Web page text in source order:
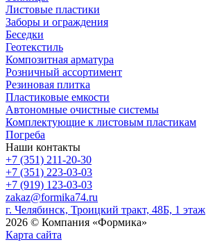
Листовые пластики
Заборы и ограждения
Беседки
Геотекстиль
Композитная арматура
Розничный ассортимент
Резиновая плитка
Пластиковые емкости
Автономные очистные системы
Комплектующие к листовым пластикам
Погреба
Наши контакты
+7 (351) 211-20-30
+7 (351) 223-03-03
+7 (919) 123-03-03
zakaz@formika74.ru
г. Челябинск, Троицкий тракт, 48Б, 1 этаж
2026 © Компания «Формика»
Карта сайта